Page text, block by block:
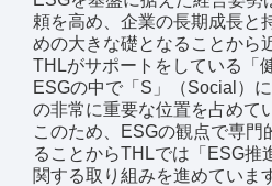
タニタ健康セ
事例紹
企業情
頼を高め、企業の長期成長と
めの大きな礎となることから
THLがサポートをしている「
ESGの中で「S」（Social）
の非常に重要な位置を占めて
このため、ESGの観点で専門
ることからTHLでは「ESG推
関する取り組みを進めていま